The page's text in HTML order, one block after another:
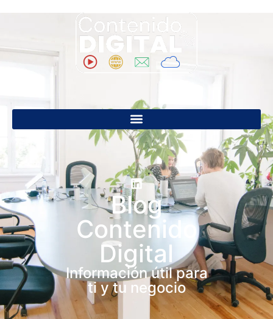
Blog
Contenido
Digital
Información útil para
ti y tu negocio